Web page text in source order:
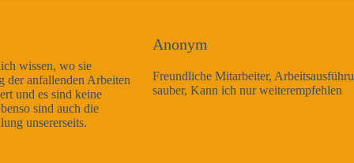
Freundliche Mitarbeiter, Arbeitsausführung sehr gut und sehr
sauber, Kann ich nur weiterempfehlen